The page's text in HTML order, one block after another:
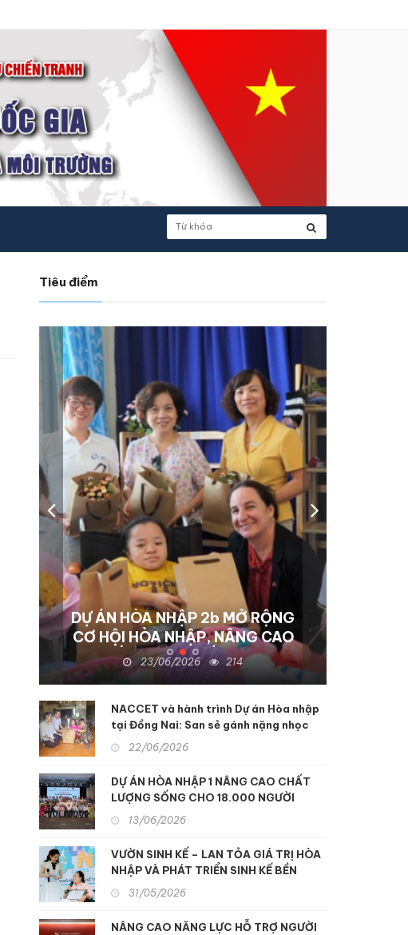
Tiêu điểm
DỰ ÁN HÒA NHẬP 2b MỞ RỘNG
CƠ HỘI HÒA NHẬP, NÂNG CAO
CHẤT LƯỢNG SỐNG CHO
NGƯỜI KHUYẾT TẬT TẠI KON
23/06/2026 214
NACCET THÚC ĐẨY DỰ ÁN
HÒA NHẬP III-B TẠI TỈNH
ĐỒNG NAI: Hỗ trợ sinh kế và
nâng cao dịch vụ phục hồi
khuyết tật và nạn nhân chất
độc da cam
22/06/2026 145
NACCET và hành trình Dự án Hòa nhập
tại Đồng Nai: San sẻ gánh nặng nhọc
nhằn, xoa dịu nỗi đau da cam
22/06/2026
DỰ ÁN HÒA NHẬP 1 NÂNG CAO CHẤT
LƯỢNG SỐNG CHO 18.000 NGƯỜI
KHUYẾT TẬT MIỀN TRUNG
13/06/2026
VƯỜN SINH KẾ – LAN TỎA GIÁ TRỊ HÒA
NHẬP VÀ PHÁT TRIỂN SINH KẾ BỀN
VỮNG
31/05/2026
NÂNG CAO NĂNG LỰC HỖ TRỢ NGƯỜI